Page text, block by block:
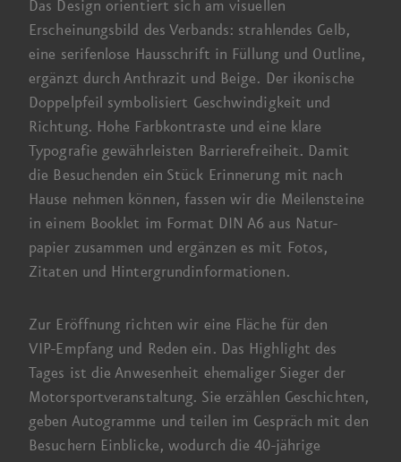
Das Design orientiert sich am visuellen
Erscheinungs­bild des Verbands: strahlendes Gelb,
eine serifen­lose Haus­schrift in Füllung und Outline,
ergänzt durch Anthrazit und Beige. Der ikonische
Doppel­pfeil symbolisiert Geschwindigkeit und
Richtung. Hohe Farbkontraste und eine klare
Typografie gewährleisten Barrierefreiheit. Damit
die Besuchenden ein Stück Erinnerung mit nach
Hause nehmen können, fassen wir die Meilen­steine
in einem Booklet im Format DIN A6 aus Natur­
papier zusammen und ergänzen es mit Fotos,
Zitaten und Hintergrundinformationen.
Zur Eröffnung richten wir eine Fläche für den
VIP-Empfang und Reden ein. Das Highlight des
Tages ist die Anwesenheit ehemaliger Sieger der
Motorsportveranstaltung. Sie erzählen Geschichten,
geben Auto­gramme und teilen im Gespräch mit den
Besuchern Einblicke, wodurch die40-jährige